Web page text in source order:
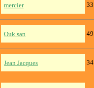
mercier 33
Ouk san 49
Jean Jacques 34